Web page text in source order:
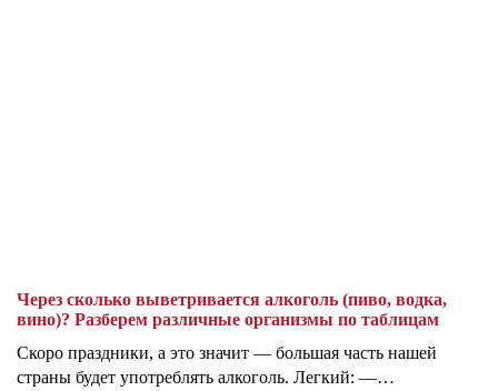
Через сколько выветривается алкоголь (пиво, водка,
вино)? Разберем различные организмы по таблицам
Скоро праздники, а это значит — большая часть нашей
страны будет употреблять алкоголь. Легкий: —…